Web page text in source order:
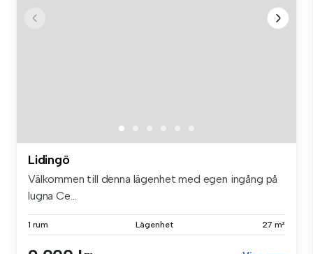
Lidingö
Välkommen till denna lägenhet med egen ingång på
lugna Ce...
1 rum Lägenhet 27 m²